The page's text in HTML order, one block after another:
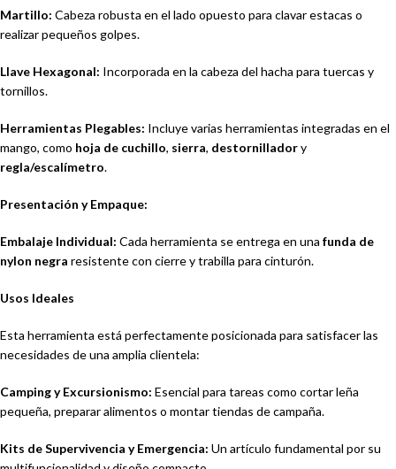
Martillo: Cabeza robusta en el lado opuesto para clavar estacas o
realizar pequeños golpes.
Llave Hexagonal: Incorporada en la cabeza del hacha para tuercas y
tornillos.
Herramientas Plegables: Incluye varias herramientas integradas en el
mango, como hoja de cuchillo, sierra, destornilladory
regla/escalímetro.
Presentación y Empaque:
Embalaje Individual: Cada herramienta se entrega en una funda de
nylon negra resistente con cierre y trabilla para cinturón.
Usos Ideales
Esta herramienta está perfectamente posicionada para satisfacer las
necesidades de una amplia clientela:
Camping y Excursionismo: Esencial para tareas como cortar leña
pequeña, preparar alimentos o montar tiendas de campaña.
Kits de Supervivencia y Emergencia: Un artículo fundamental por su